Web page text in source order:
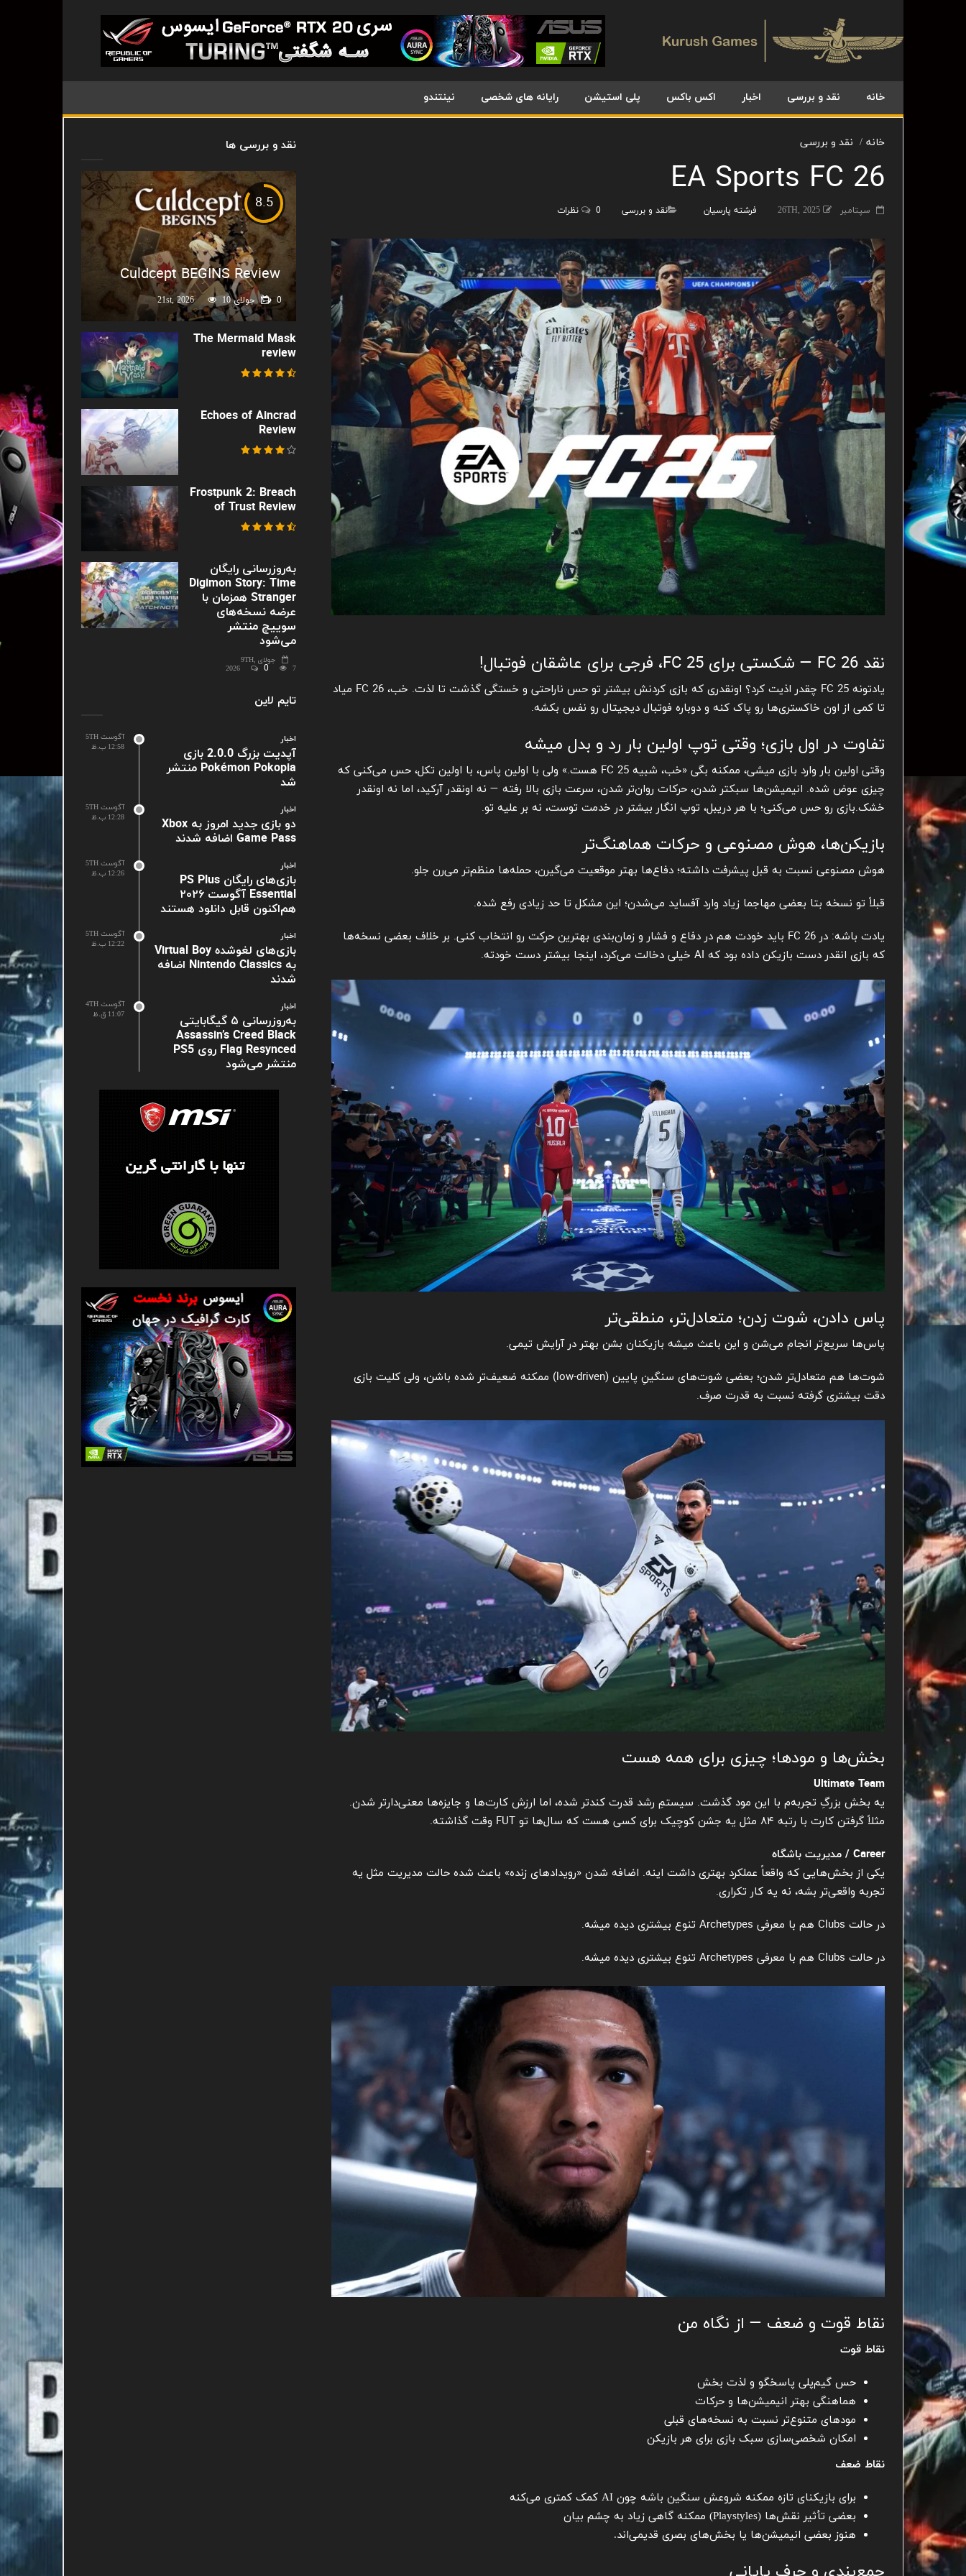
خانه نقد و بررسی اخبار اکس باکس پلی استیشن رایانه های شخصی نینتندو
خانه نقد و بررسی
EA Sports FC 26
سپتامبر 26TH, 2025 فرشته پارسیان نقد و بررسی 0 نظرات
نقد FC 26 — شکستی برای FC 25، فرجی برای عاشقان فوتبال!
یادتونه FC 25 چقدر اذیت کرد؟ اونقدری که بازی کردنش بیشتر تو حس ناراحتی و خستگی گذشت تا لذت. خب، FC 26 میاد
تا کمی از اون خاکستری‌ها رو پاک کنه و دوباره فوتبال دیجیتال رو نفس بکشه.
تفاوت در اول بازی؛ وقتی توپ اولین بار رد و بدل میشه
وقتی اولین بار وارد بازی میشی، ممکنه بگی «خب، شبیه FC 25 هست.» ولی با اولین پاس، با اولین تکل، حس می‌کنی که
چیزی عوض شده. انیمیشن‌ها سبکتر شدن، حرکات روان‌تر شدن، سرعت بازی بالا رفته — نه اونقدر آرکید، اما نه اونقدر
خشک.بازی رو حس می‌کنی؛ با هر دریبل، توپ انگار بیشتر در خدمت توست، نه بر علیه تو.
بازیکن‌ها، هوش مصنوعی و حرکات هماهنگ‌تر
هوش مصنوعی نسبت به قبل پیشرفت داشته؛ دفاع‌ها بهتر موقعیت می‌گیرن، حمله‌ها منظم‌تر می‌رن جلو.
قبلاً تو نسخه بتا بعضی مهاجما زیاد وارد آفساید می‌شدن؛ این مشکل تا حد زیادی رفع شده.
یادت باشه: در FC 26 باید خودت هم در دفاع و فشار و زمان‌بندی بهترین حرکت رو انتخاب کنی. بر خلاف بعضی نسخه‌ها
که بازی انقدر دست بازیکن داده بود که AI خیلی دخالت می‌کرد، اینجا بیشتر دست خودته.
پاس دادن، شوت زدن؛ متعادل‌تر، منطقی‌تر
پاس‌ها سریع‌تر انجام می‌شن و این باعث میشه بازیکنان بشن بهتر در آرایش تیمی.
شوت‌ها هم متعادل‌تر شدن؛ بعضی شوت‌های سنگینِ پایین (low-driven) ممکنه ضعیف‌تر شده باشن، ولی کلیت بازی
دقت بیشتری گرفته نسبت به قدرت صرف.
بخش‌ها و مودها؛ چیزی برای همه هست
Ultimate Team
یه بخش بزرگِ تجربه‌م با این مود گذشت. سیستمِ رشد قدرت کندتر شده، اما ارزش کارت‌ها و جایزه‌ها معنی‌دارتر شدن.
مثلاً گرفتن کارت با رتبه ۸۴ مثل یه جشن کوچیک برای کسی هست که سال‌ها تو FUT وقت گذاشته.
Career / مدیریت باشگاه
یکی از بخش‌هایی که واقعاً عملکرد بهتری داشت اینه. اضافه شدن «رویدادهای زنده» باعث شده حالت مدیریت مثل یه
تجربه واقعی‌تر بشه، نه یه کار تکراری.
در حالت Clubs هم با معرفی Archetypes تنوع بیشتری دیده میشه.
در حالت Clubs هم با معرفی Archetypes تنوع بیشتری دیده میشه.
نقاط قوت و ضعف — از نگاه من
نقاط قوت
حس گیم‌پلی پاسخگو و لذت بخش
هماهنگی بهتر انیمیشن‌ها و حرکات
مودهای متنوع‌تر نسبت به نسخه‌های قبلی
امکان شخصی‌سازی سبک بازی برای هر بازیکن
نقاط ضعف
برای بازیکنای تازه ممکنه شروعش سنگین باشه چون AI کمک کمتری می‌کنه
بعضی تأثیر نقش‌ها (Playstyles) ممکنه گاهی زیاد به چشم بیان
هنوز بعضی انیمیشن‌ها یا بخش‌های بصری قدیمی‌اند.
نقد و بررسی ها
8.5
Culdcept BEGINS Review
جولای 21st, 202610 0
The Mermaid Mask
review
Echoes of Aincrad
Review
Frostpunk 2: Breach
of Trust Review
به‌روزرسانی رایگان
Digimon Story: Time
Stranger همزمان با
عرضه نسخه‌های
سوییچ منتشر
می‌شود
جولای 9TH,
2026
0 7
تایم لاین
آگوست 5TH
12:58 ب.ظ
اخبار
آپدیت بزرگ 2.0.0 بازی
Pokémon Pokopia منتشر
شد
آگوست 5TH
12:28 ب.ظ
اخبار
دو بازی جدید امروز به Xbox
Game Pass اضافه شدند
آگوست 5TH
12:26 ب.ظ
اخبار
بازی‌های رایگان PS Plus
Essential آگوست ۲۰۲۶
هم‌اکنون قابل دانلود هستند
آگوست 5TH
12:22 ب.ظ
اخبار
بازی‌های لغوشده Virtual Boy
به Nintendo Classics اضافه
شدند
آگوست 4TH
11:07 ق.ظ
اخبار
به‌روزرسانی ۵ گیگابایتی
Assassin’s Creed Black
Flag Resynced روی PS5
منتشر می‌شود